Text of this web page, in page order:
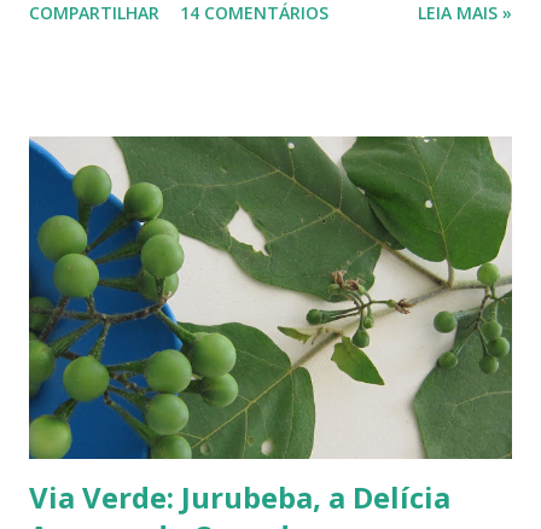
precisos, mas é por aí. Na Europa existe uma grande quantidade delas,
coquinho, morango, amora - estou citando as que amo, claro. Em
Paris pode-se encontrar a reine-claude em quase todos os lugares, dos
supermercados às feiras livres. Foi em uma dessas feiras que a
conheci. Compramos muitas. Quando a experimentei... Ah! Como é
de-li-ci-o-sa! Comecei a degustá-las e só parei porque me contaram
uma 'historinha': a de um brasileiro que, a...
COMPARTILHAR 14 COMENTÁRIOS LEIA MAIS »
Via Verde: Jurubeba, a Delícia